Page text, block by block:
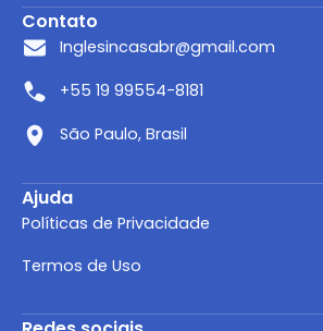
Contato
Inglesincasabr@gmail.com
+55 19 99554-8181
São Paulo, Brasil
Ajuda
Políticas de Privacidade
Termos de Uso